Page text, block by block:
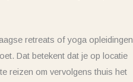
retreats of yoga opleidingen
Dat betekent dat je op locatie
reizen om vervolgens thuis het